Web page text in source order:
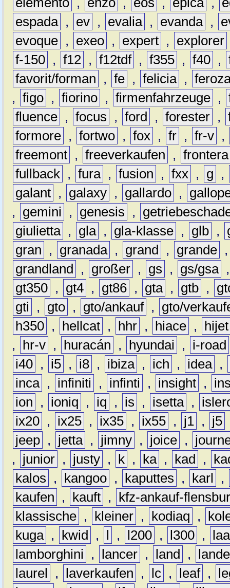
espada , ev , evalia , evanda ,
evoque , exeo , expert , explorer
f-150 , f12 , f12tdf , f355 , f40 ,
favorit/forman
, fe , felicia ,
, figo , fiorino , firmenfahrzeuge ,
fluence , focus , ford , forester ,
formore , fortwo , fox , fr , fr-v ,
freemont , freeverkaufen , frontera
fullback , fura , fusion , fxx , g
,
galant , galaxy , gallardo ,
,
gemini , genesis ,
giulietta , gla , gla-klasse , glb ,
gran
, granada , grand , grande
grandland
, großer , gs , gs/gsa
gt350 , gt4 , gt86 , gta , gtb ,
gti
, gto , gto/ankauf ,
gto/
h350 , hellcat , hhr , hiace ,
hijet
,
hr-v , huracán , hyundai ,
i-road
i40 , i5 , i8 , ibiza , ich , idea ,
inca , infiniti , infinti , insight ,
ion
, ioniq , iq , is , isetta ,
ix20 , ix25 , ix35 , ix55 , j1 , j5
jeep , jetta , jimny , joice ,
,
junior , justy , k , ka , kad ,
kalos
, kangoo , kaputtes , karl
,
kaufen
, kauft ,
kfz-ankauf-
klassische , kleiner , kodiaq ,
kuga , kwid , l , l200 , l300 ,
lamborghini
, lancer , land ,
laurel
, laverkaufen , lc , leaf ,